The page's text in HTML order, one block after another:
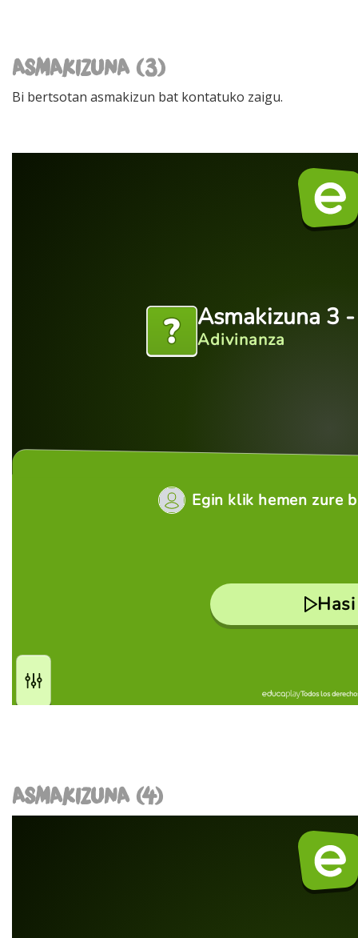
ASMAKIZUNA (3)
Bi bertsotan asmakizun bat kontatuko zaigu.
ASMAKIZUNA (4)